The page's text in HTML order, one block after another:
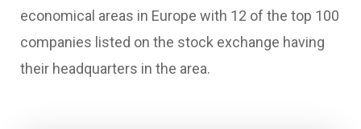
economical areas in Europe with 12 of the top 100
companies listed on the stock exchange having
their headquarters in the area.